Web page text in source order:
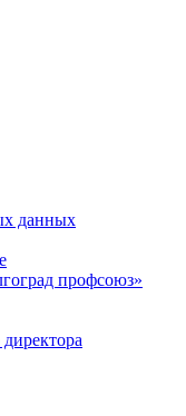
данных
профсоюз»